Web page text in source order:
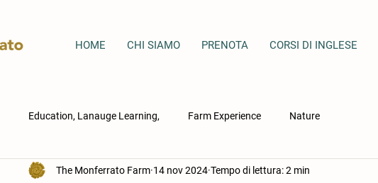
HOME CHI SIAMO PRENOTA CORSI DI INGLESE
Education, Lanauge Learning, Farm Experience Nature
The Monferrato Farm 14 nov 2024 Tempo di lettura: 2 min